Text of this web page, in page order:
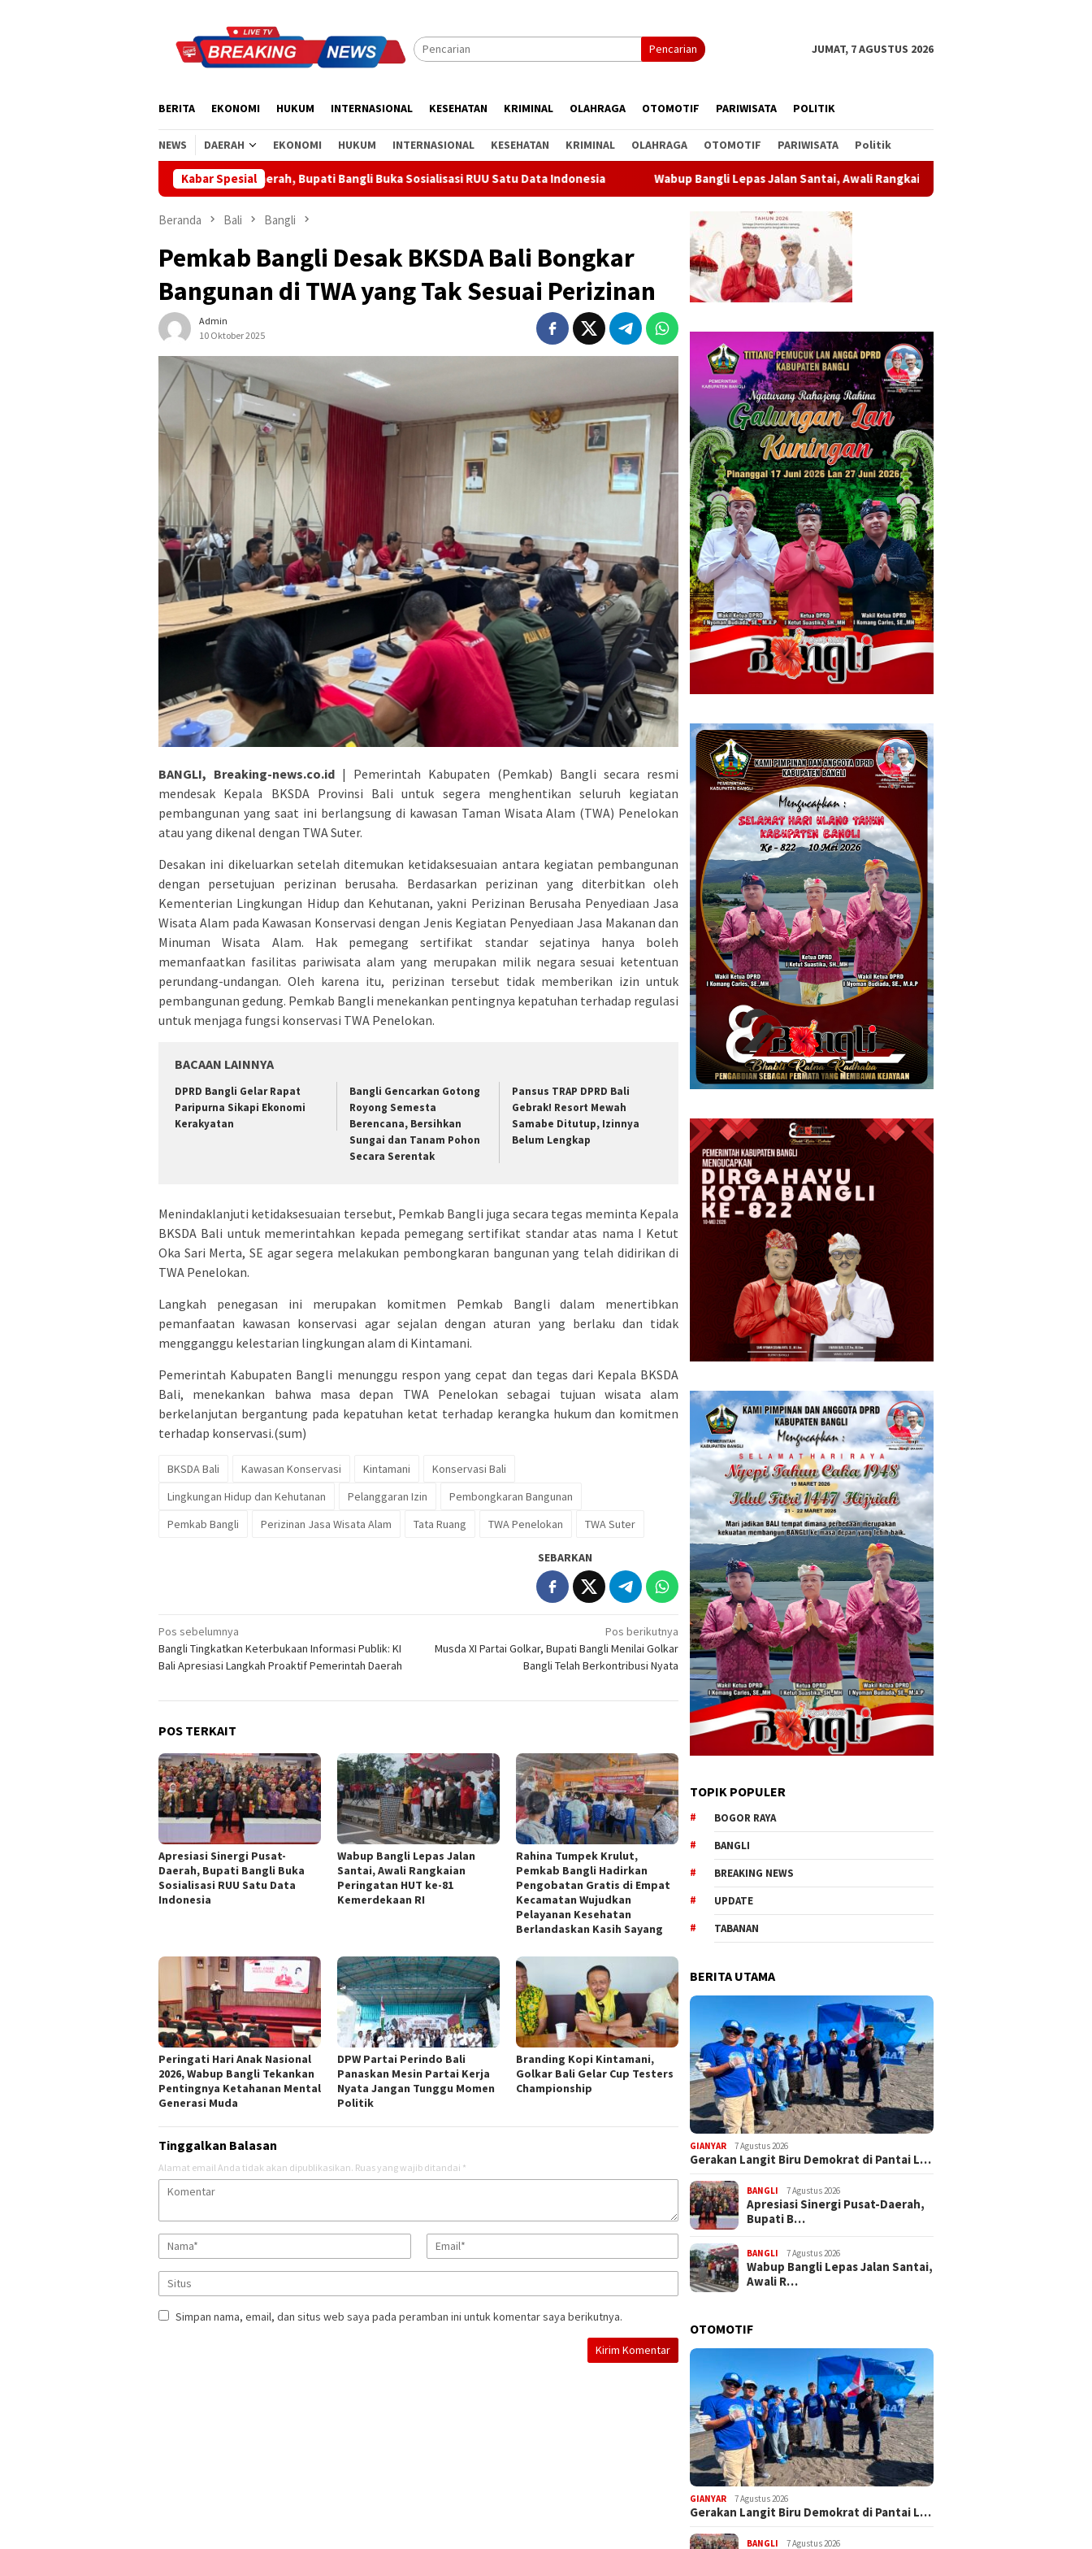
Pencarian JUMAT, 7 AGUSTUS 2026
BERITA EKONOMI HUKUM INTERNASIONAL KESEHATAN KRIMINAL OLAHRAGA OTOMOTIF PARIWISATA POLITIK
NEWS DAERAH EKONOMI HUKUM INTERNASIONAL KESEHATAN KRIMINAL OLAHRAGA OTOMOTIF PARIWISATA Politik
Kabar Spesial
Apresiasi Sinergi Pusat-Daerah, Bupati Bangli Buka Sosialisasi RUU Satu Data Indonesia Wabup Bangli Lepas Jalan Santai, Awali Rangkaian Peringatan HUT ke-81 Kemerdekaan RI
Beranda Bali Bangli
Pemkab Bangli Desak BKSDA Bali Bongkar
Bangunan di TWA yang Tak Sesuai Perizinan
Admin
10 Oktober 2025
BANGLI, Breaking-news.co.id | Pemerintah Kabupaten (Pemkab) Bangli secara resmi
mendesak Kepala BKSDA Provinsi Bali untuk segera menghentikan seluruh kegiatan
pembangunan yang saat ini berlangsung di kawasan Taman Wisata Alam (TWA) Penelokan
atau yang dikenal dengan TWA Suter.
Desakan ini dikeluarkan setelah ditemukan ketidaksesuaian antara kegiatan pembangunan
dengan persetujuan perizinan berusaha. Berdasarkan perizinan yang diterbitkan oleh
Kementerian Lingkungan Hidup dan Kehutanan, yakni Perizinan Berusaha Penyediaan Jasa
Wisata Alam pada Kawasan Konservasi dengan Jenis Kegiatan Penyediaan Jasa Makanan dan
Minuman Wisata Alam. Hak pemegang sertifikat standar sejatinya hanya boleh
memanfaatkan fasilitas pariwisata alam yang merupakan milik negara sesuai ketentuan
perundang-undangan. Oleh karena itu, perizinan tersebut tidak memberikan izin untuk
pembangunan gedung. Pemkab Bangli menekankan pentingnya kepatuhan terhadap regulasi
untuk menjaga fungsi konservasi TWA Penelokan.
BACAAN LAINNYA
DPRD Bangli Gelar Rapat
Paripurna Sikapi Ekonomi
Kerakyatan
Bangli Gencarkan Gotong
Royong Semesta
Berencana, Bersihkan
Sungai dan Tanam Pohon
Secara Serentak
Pansus TRAP DPRD Bali
Gebrak! Resort Mewah
Samabe Ditutup, Izinnya
Belum Lengkap
Menindaklanjuti ketidaksesuaian tersebut, Pemkab Bangli juga secara tegas meminta Kepala
BKSDA Bali untuk memerintahkan kepada pemegang sertifikat standar atas nama I Ketut
Oka Sari Merta, SE agar segera melakukan pembongkaran bangunan yang telah didirikan di
TWA Penelokan.
Langkah penegasan ini merupakan komitmen Pemkab Bangli dalam menertibkan
pemanfaatan kawasan konservasi agar sejalan dengan aturan yang berlaku dan tidak
mengganggu kelestarian lingkungan alam di Kintamani.
Pemerintah Kabupaten Bangli menunggu respon yang cepat dan tegas dari Kepala BKSDA
Bali, menekankan bahwa masa depan TWA Penelokan sebagai tujuan wisata alam
berkelanjutan bergantung pada kepatuhan ketat terhadap kerangka hukum dan komitmen
terhadap konservasi.(sum)
BKSDA Bali Kawasan Konservasi Kintamani
Konservasi Bali
Lingkungan Hidup dan Kehutanan
Pelanggaran Izin
Pembongkaran Bangunan
Pemkab Bangli
Perizinan Jasa Wisata Alam Tata Ruang TWA Penelokan TWA Suter
SEBARKAN
Navigasi
pos
Pos sebelumnya
Bangli Tingkatkan Keterbukaan Informasi Publik: KI
Bali Apresiasi Langkah Proaktif Pemerintah Daerah
Pos berikutnya
Musda XI Partai Golkar, Bupati Bangli Menilai Golkar
Bangli Telah Berkontribusi Nyata
POS TERKAIT
Apresiasi Sinergi Pusat-
Daerah, Bupati Bangli Buka
Sosialisasi RUU Satu Data
Indonesia
Wabup Bangli Lepas Jalan
Santai, Awali Rangkaian
Peringatan HUT ke-81
Kemerdekaan RI
Rahina Tumpek Krulut,
Pemkab Bangli Hadirkan
Pengobatan Gratis di Empat
Kecamatan Wujudkan
Pelayanan Kesehatan
Berlandaskan Kasih Sayang
Peringati Hari Anak Nasional
2026, Wabup Bangli Tekankan
Pentingnya Ketahanan Mental
Generasi Muda
DPW Partai Perindo Bali
Panaskan Mesin Partai Kerja
Nyata Jangan Tunggu Momen
Politik
Branding Kopi Kintamani,
Golkar Bali Gelar Cup Testers
Championship
Tinggalkan Balasan
Alamat email Anda tidak akan dipublikasikan. Ruas yang wajib ditandai *
Simpan nama, email, dan situs web saya pada peramban ini untuk komentar saya berikutnya.
TOPIK POPULER
BOGOR RAYA
BANGLI
BREAKING NEWS
UPDATE
TABANAN
BERITA UTAMA
GIANYAR 7 Agustus 2026
Gerakan Langit Biru Demokrat di Pantai L…
BANGLI 7 Agustus 2026
Apresiasi Sinergi Pusat-Daerah,
Bupati B…
BANGLI 7 Agustus 2026
Wabup Bangli Lepas Jalan Santai,
Awali R…
OTOMOTIF
GIANYAR 7 Agustus 2026
Gerakan Langit Biru Demokrat di Pantai L…
BANGLI 7 Agustus 2026